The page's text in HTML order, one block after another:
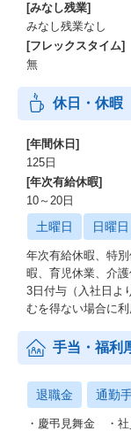
[みなし残業]
みなし残業なし
[フレックスタイム]
無
休日・休暇
[年間休日]
125日
[年次有給休暇]
10～20日
土曜日 日曜日
年次有給休暇、特
暇、育児休業、介
3日付与（入社日よ
むを得ない場合に利
手当・福利
退職金 通勤
・慶弔見舞金 ・